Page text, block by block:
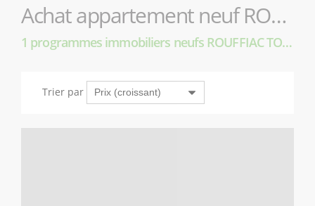
Achat appartement neuf ROUFFIAC TOLOSAN (31180)
1 programmes immobiliers neufs ROUFFIAC TOLOSAN (31180)
Trier par